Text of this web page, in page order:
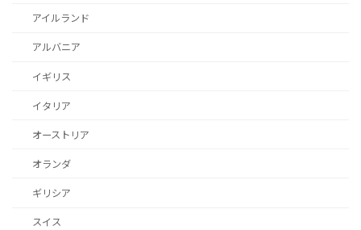
アイルランド
アルバニア
イギリス
イタリア
オーストリア
オランダ
ギリシア
スイス